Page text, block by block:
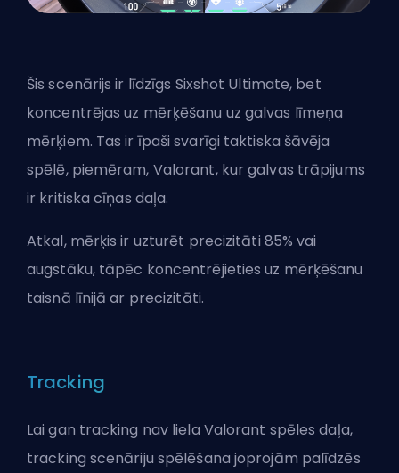
Šis scenārijs ir līdzīgs Sixshot Ultimate, bet
koncentrējas uz mērķēšanu uz galvas līmeņa
mērķiem. Tas ir īpaši svarīgi taktiska šāvēja
spēlē, piemēram, Valorant, kur galvas trāpijums
ir kritiska cīņas daļa.
Atkal, mērķis ir uzturēt precizitāti 85% vai
augstāku, tāpēc koncentrējieties uz mērķēšanu
taisnā līnijā ar precizitāti.
Tracking
Lai gan tracking nav liela Valorant spēles daļa,
tracking scenāriju spēlēšana joprojām palīdzēs